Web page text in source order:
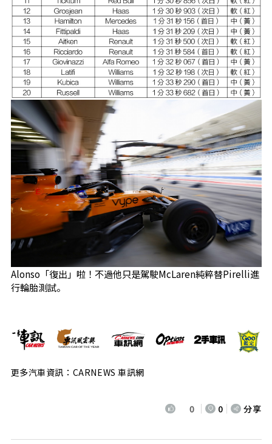
Alonso「復出」啦！不過他只是駕駛McLaren純粹替Pirelli進
行輪胎測試。
更多汽車資訊：CARNEWS 車訊網
0 0 分享